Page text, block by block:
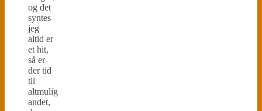
og det
syntes
jeg
altid er
et hit,
så er
der tid
til
altmulig
andet,